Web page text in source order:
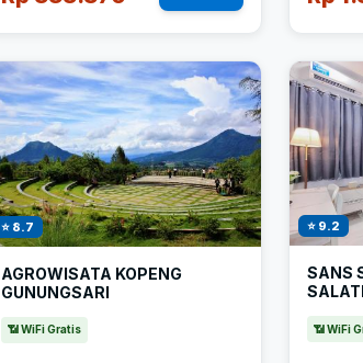
⭐ 8.7
AGROWISATA KOPENG
GUNUNGSARI
📶 WiFi Gratis
⭐ 9.2
SANS
📶 WiFi